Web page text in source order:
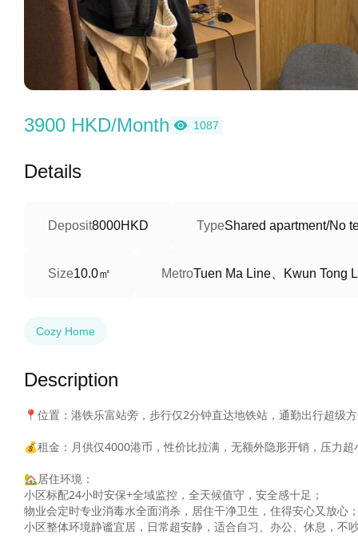
3900 HKD/Month 1087
Details
Deposit8000HKD TypeShared apartment/No
Size10.0㎡ MetroTuen Ma Line、Kwun Tong
Cozy Home
Description
📍位置：港铁乐富站旁，步行仅2分钟直达地铁站，通勤出行超级
💰租金：月供仅4000港币，性价比拉满，无额外隐形开销，压力超
🏡居住环境：
小区标配24小时安保+全域监控，全天候值守，安全感十足；
物业会定时专业消毒水全面消杀，居住干净卫生，住得安心又放心
小区整体环境静谧宜居，日常超安静，适合自习、办公、休息，不